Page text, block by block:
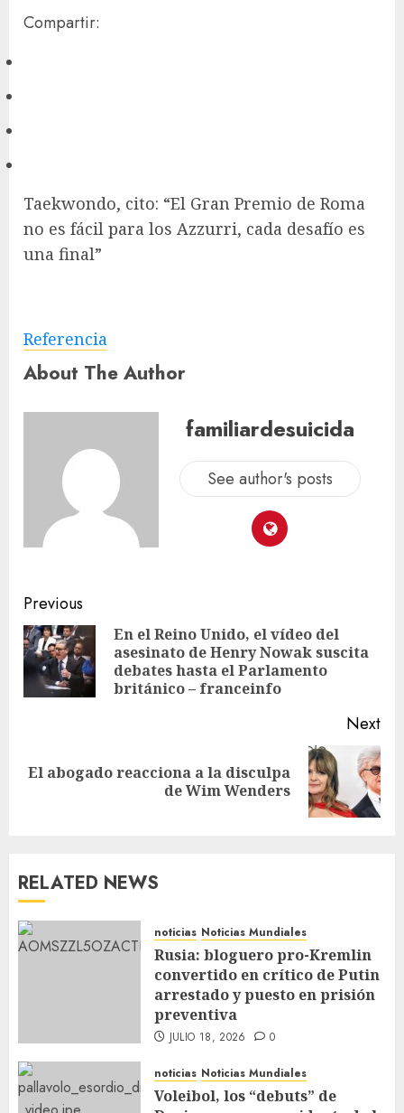
Compartir:
Taekwondo, cito: “El Gran Premio de Roma
no es fácil para los Azzurri, cada desafío es
una final”
Referencia
About The Author
familiardesuicida
See author's posts
Previous
En el Reino Unido, el vídeo del
asesinato de Henry Nowak suscita
debates hasta el Parlamento
británico – franceinfo
Next
El abogado reacciona a la disculpa
de Wim Wenders
RELATED NEWS
noticias Noticias Mundiales
Rusia: bloguero pro-Kremlin
convertido en crítico de Putin
arrestado y puesto en prisión
preventiva
JULIO 18, 2026 0
noticias Noticias Mundiales
Voleibol, los “debuts” de